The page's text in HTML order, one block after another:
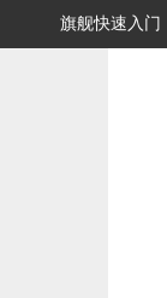
旗舰快速入门